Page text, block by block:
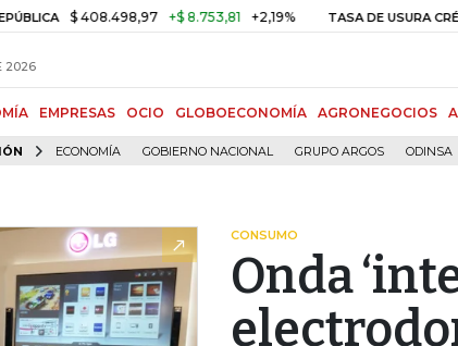
$ 408.498,97 +$ 8.753,81 +2,19% TASA DE USURA CRÉDITO
2026
EMPRESAS OCIO GLOBOECONOMÍA AGRONEGOCIOS
ECONOMÍA GOBIERNO NACIONAL GRUPO ARGOS ODINSA
CONSUMO
Onda